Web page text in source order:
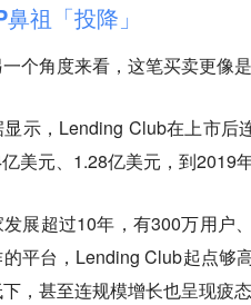
祖「投降」
个角度来看，这笔买卖更像是
示，Lending Club在上市后
美元、1.28亿美元，到2019
展超过10年，有300万用户
平台，Lending Club起点够
，甚至连规模增长也呈现疲态